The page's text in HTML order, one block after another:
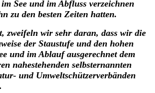
im See und im Abfluss verzeichnen
zu den besten Zeiten hatten.
zweifeln wir sehr daran, dass wir die
der Staustufe und den hohen
und im Ablauf ausgerechnet dem
nahestehenden selbsternannten
und Umweltschützerverbänden